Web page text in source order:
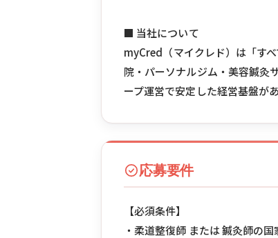
■ 当社について
myCred（マイクレド）は「す
院・パーソナルジム・美容鍼灸
ープ運営で安定した経営基盤があ
応募要件
【必須条件】
・柔道整復師 または 鍼灸師の